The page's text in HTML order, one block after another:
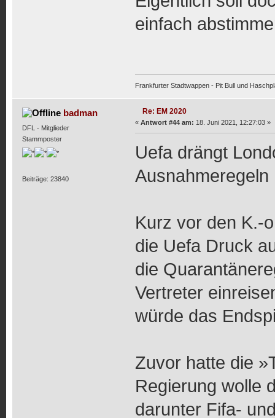
einfach
Frankfurter Stadtwappen - Pit Bull und
badman
DFL - Mitglieder
Stammposter
Beiträge: 23840
Re: EM 2020
« Antwort #44 am: 18. Juni 2021, 12:27:03 »
Uefa drängt
Ausnahmeregeln
Kurz vor den K.-
die Uefa Druck
die
Vertreter
würde das
Zuvor hatte die
Regierung wolle
darunter Fifa-